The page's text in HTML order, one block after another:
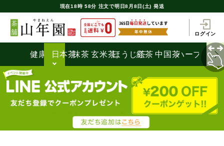
現在18時 58分 注文で明日8月8日(土) 発送
ログイン
健康茶日本茶抹茶 玄米茶ほうじ茶
紅茶 中国茶ハーブティ